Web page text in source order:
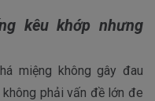
kêu khớp nhưng
miệng không gây đau
phải vấn đề lớn đe